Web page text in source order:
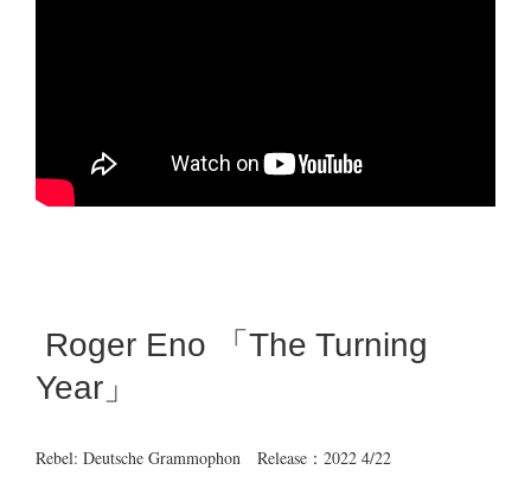
Roger Eno 「The Turning
Year」
Rebel: Deutsche Grammophon Release：2022 4/22